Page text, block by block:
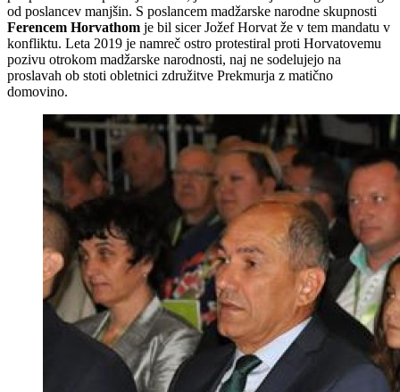
od poslancev manjšin. S poslancem madžarske narodne skupnosti
Ferencem Horvathom je bil sicer Jožef Horvat že v tem mandatu v
konfliktu. Leta 2019 je namreč ostro protestiral proti Horvatovemu
pozivu otrokom madžarske narodnosti, naj ne sodelujejo na
proslavah ob stoti obletnici združitve Prekmurja z matično
domovino.